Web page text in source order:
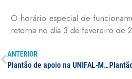
O horário especial de
retorna no dia 3 de fevereiro de
ANTERIOR
Plantão de apoio na UNIFAL-MG ajuda candidatos a fazerem inscrição no Sisu 2020/1